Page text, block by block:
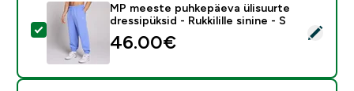
Vali see toode - MP meeste puhkepäeva ülisuurte
MP meeste puhkepäeva ülisuurte
dressipüksid - Rukkilille sinine - S
46.00€‎